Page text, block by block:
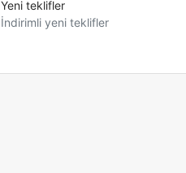
Yeni teklifler
İndirimli yeni teklifler